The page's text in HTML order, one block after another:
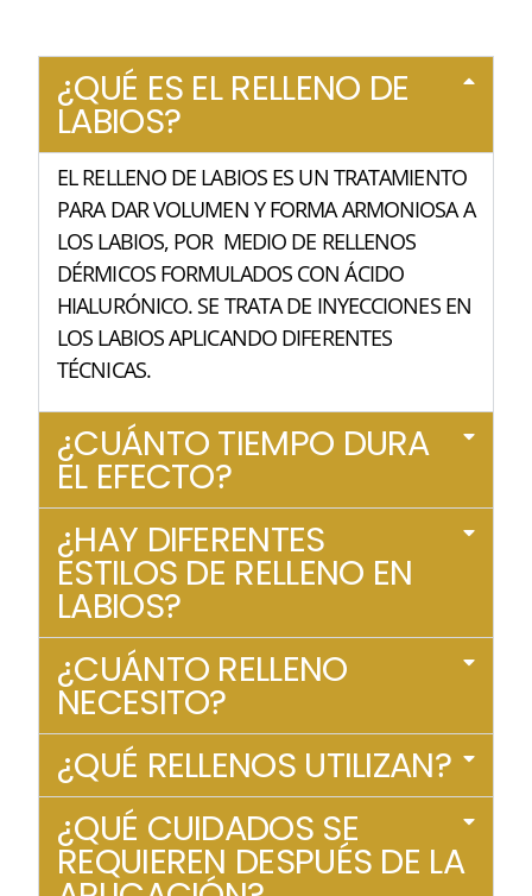
¿QUÉ ES EL RELLENO DE
LABIOS?
EL RELLENO DE LABIOS ES UN TRATAMIENTO
PARA DAR VOLUMEN Y FORMA ARMONIOSA A
LOS LABIOS, POR MEDIO DE RELLENOS
DÉRMICOS FORMULADOS CON ÁCIDO
HIALURÓNICO. SE TRATA DE INYECCIONES EN
LOS LABIOS APLICANDO DIFERENTES
TÉCNICAS.
¿CUÁNTO TIEMPO DURA
EL EFECTO?
¿HAY DIFERENTES
ESTILOS DE RELLENO EN
LABIOS?
¿CUÁNTO RELLENO
NECESITO?
¿QUÉ RELLENOS UTILIZAN?
¿QUÉ CUIDADOS SE
REQUIEREN DESPUÉS DE LA